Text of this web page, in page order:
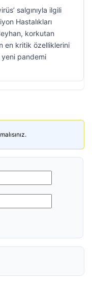
salgınıyla ilgili
Hastalıkları
korkutan
en kritik özelliklerini
yeni pandemi